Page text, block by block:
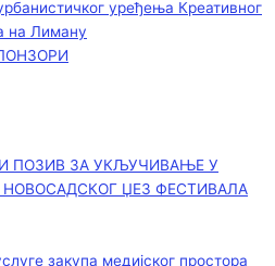
уређења Креативног
на Лиману
ПОЗИВ ЗА УКЉУЧИВАЊЕ У
НОВОСАДСКОГ ЏЕЗ ФЕСТИВАЛА
закупа медијског простора